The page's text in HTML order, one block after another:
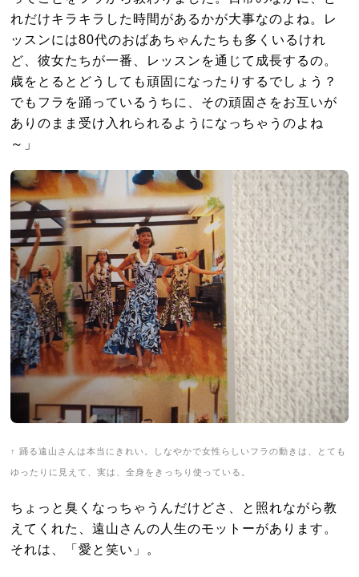
れだけキラキラした時間があるかが大事なのよね。レ
ッスンには80代のおばあちゃんたちも多くいるけれ
ど、彼女たちが一番、レッスンを通じて成長するの。
歳をとるとどうしても頑固になったりするでしょう？
でもフラを踊っているうちに、その頑固さをお互いが
ありのまま受け入れられるようになっちゃうのよね
～」
↑ 踊る遠山さんは本当にきれい。しなやかで女性らしいフラの動きは、とても
ゆったりに見えて、実は、全身をきっちり使っている。
ちょっと臭くなっちゃうんだけどさ、と照れながら教
えてくれた、遠山さんの人生のモットーがあります。
それは、「愛と笑い」。